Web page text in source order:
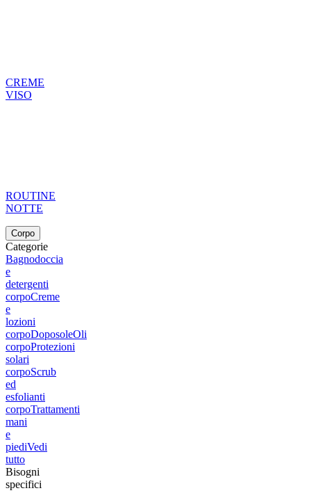
CREME
VISO
ROUTINE
NOTTE
Corpo
Categorie
Bagnodoccia
e
detergenti
corpoCreme
e
lozioni
corpoDoposoleOli
corpoProtezioni
solari
corpoScrub
ed
esfolianti
corpoTrattamenti
mani
e
piediVedi
tutto
Bisogni
specifici